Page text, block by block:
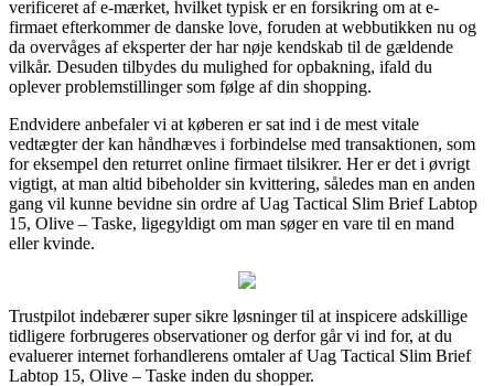
verificeret af e-mærket, hvilket typisk er en forsikring om at e-
firmaet efterkommer de danske love, foruden at webbutikken nu og
da overvåges af eksperter der har nøje kendskab til de gældende
vilkår. Desuden tilbydes du mulighed for opbakning, ifald du
oplever problemstillinger som følge af din shopping.
Endvidere anbefaler vi at køberen er sat ind i de mest vitale
vedtægter der kan håndhæves i forbindelse med transaktionen, som
for eksempel den returret online firmaet tilsikrer. Her er det i øvrigt
vigtigt, at man altid bibeholder sin kvittering, således man en anden
gang vil kunne bevidne sin ordre af Uag Tactical Slim Brief Labtop
15, Olive – Taske, ligegyldigt om man søger en vare til en mand
eller kvinde.
Trustpilot indebærer super sikre løsninger til at inspicere adskillige
tidligere forbrugeres observationer og derfor går vi ind for, at du
evaluerer internet forhandlerens omtaler af Uag Tactical Slim Brief
Labtop 15, Olive – Taske inden du shopper.